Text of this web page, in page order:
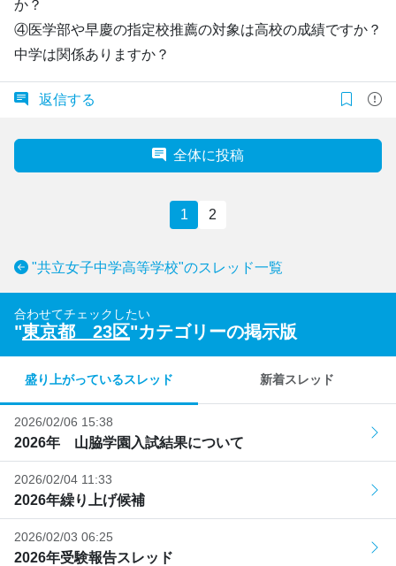
か？
④医学部や早慶の指定校推薦の対象は高校の成績ですか？
中学は関係ありますか？
返信する
全体に投稿
1 2
"共立女子中学高等学校"のスレッド一覧
合わせてチェックしたい
"東京都 23区"カテゴリーの掲示版
盛り上がっているスレッド 新着スレッド
2026/02/06 15:38
2026年 山脇学園入試結果について
2026/02/04 11:33
2026年繰り上げ候補
2026/02/03 06:25
2026年受験報告スレッド